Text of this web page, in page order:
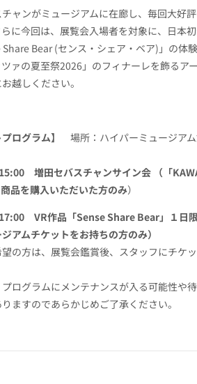
ャンがミュージアムに在廊し、毎回大好
に今回は、展覧会入場者を対象に、日本
Share Bear (センス・シェア・ベア)」の体
ァの夏至祭2026」のフィナーレを飾るア
越しください。
プログラム】 場所：ハイパーミュージア
増田セバスチャンサイン会 （「
品を購入いただいた方のみ）
VR作品「Sense Share Bear」１日
アムチケットをお持ちの方のみ）
の方は、展覧会鑑賞後、スタッフにチケ
ログラムにメンテナンスが入る可能性や
ますのであらかじめご了承ください。